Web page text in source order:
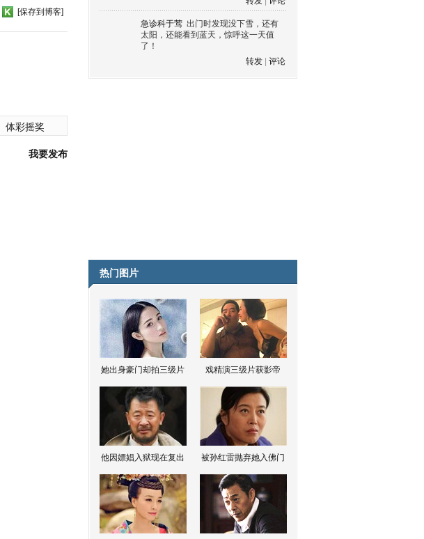
[保存到博客]
体彩摇奖
我要发布
急诊科于莺 出门时发现没下雪，还有
太阳，还能看到蓝天，惊呼这一天值
了！
转发
评论
热门图片
她出身豪门却拍三级片 戏精演三级片获影帝
他因嫖娼入狱现在复出 被孙红雷抛弃她入佛门